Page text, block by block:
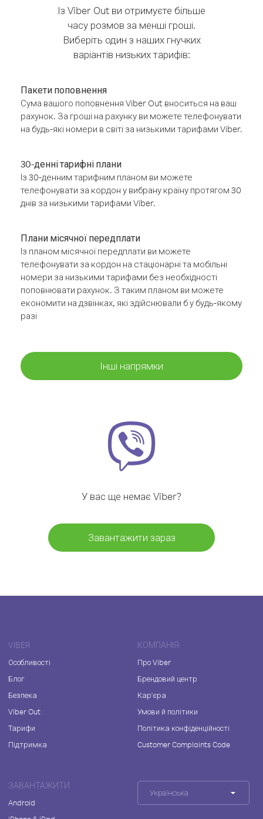
Із Viber Out ви отримуєте більше
часу розмов за менші гроші.
Виберіть один з наших гнучких
варіантів низьких тарифів:
Пакети поповнення
Сума вашого поповнення Viber Out вноситься на ваш
рахунок. За гроші на рахунку ви можете телефонувати
на будь-які номери в світі за низькими тарифами Viber.
30-денні тарифні плани
Із 30-денним тарифним планом ви можете
телефонувати за кордон у вибрану країну протягом 30
днів за низькими тарифами Viber.
Плани місячної передплати
Із планом місячної передплати ви можете
телефонувати за кордон на стаціонарні та мобільні
номери за низькими тарифами без необхідності
поповнювати рахунок. З таким планом ви можете
економити на дзвінках, які здійснювали б у будь-якому
разі
Інші напрямки
У вас ще немає Viber?
Завантажити зараз
VIBER
Особливості
Блог
Безпека
Viber Out
Тарифи
Підтримка
КОМПАНІЯ
Про Viber
Брендовий центр
Кар'єра
Умови й політики
Політика конфіденційності
Customer Complaints Code
ЗАВАНТАЖИТИ
Android
Українська